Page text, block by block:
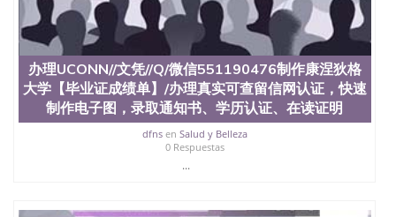
办理UCONN//文凭//Q/微信551190476制作康涅狄格
大学【毕业证成绩单】/办理真实可查留信网认证，快速
制作电子图，录取通知书、学历认证、在读证明
dfnsen Salud y Belleza
0 Respuestas
...